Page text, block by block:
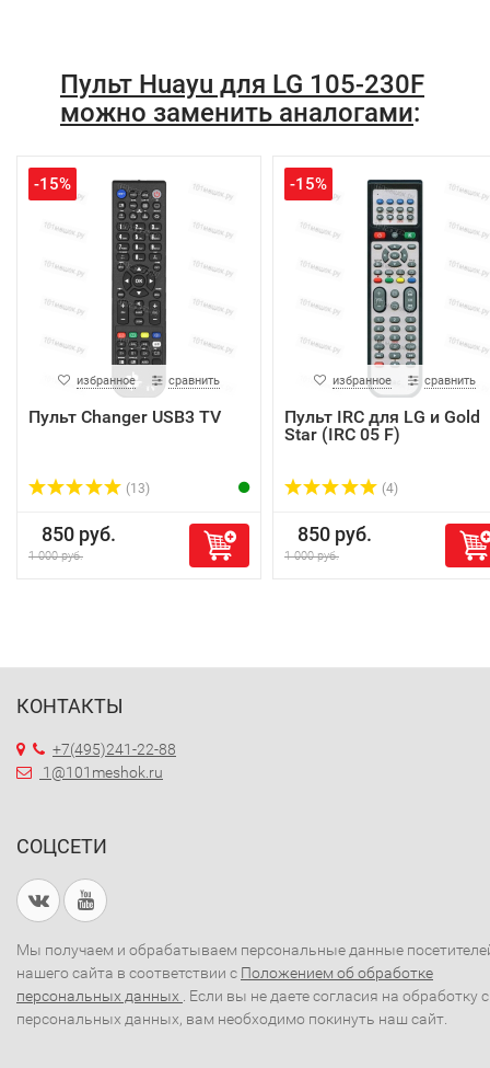
Пульт Huayu для LG 105-230F
можно заменить аналогами:
-15%
избранное сравнить
Пульт Changer USB3 TV
(13)
850 руб.
1 000 руб.
-15%
избранное сравнить
Пульт IRC для LG и Gold
Star (IRC 05 F)
(4)
850 руб.
1 000 руб.
КОНТАКТЫ
+7(495)241-22-88
1@101meshok.ru
СОЦСЕТИ
Мы получаем и обрабатываем персональные данные
нашего сайта в соответствии с Положением об обработке
персональных данных . Если вы не даете согласия на обработку
персональных данных, вам необходимо покинуть наш сайт.